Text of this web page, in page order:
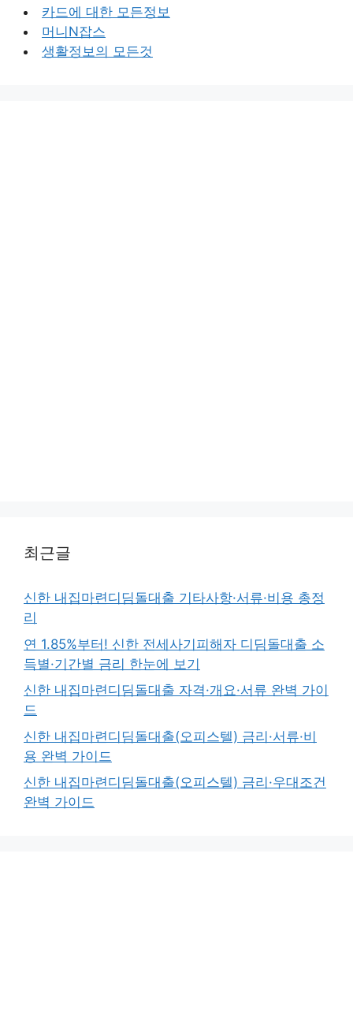
카드에 대한 모든정보
머니N잡스
생활정보의 모든것
최근글
신한 내집마련디딤돌대출 기타사항·서류·비용 총정
리
연 1.85%부터! 신한 전세사기피해자 디딤돌대출 소
득별·기간별 금리 한눈에 보기
신한 내집마련디딤돌대출 자격·개요·서류 완벽 가이
드
신한 내집마련디딤돌대출(오피스텔) 금리·서류·비
용 완벽 가이드
신한 내집마련디딤돌대출(오피스텔) 금리·우대조건
완벽 가이드